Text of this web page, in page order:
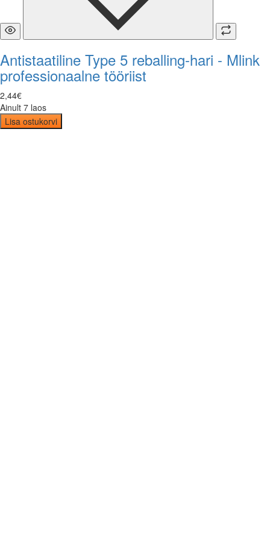
Antistaatiline Type 5 reballing-hari - Mlink
professionaalne tööriist
2,44€
Ainult 7 laos
Lisa ostukorvi